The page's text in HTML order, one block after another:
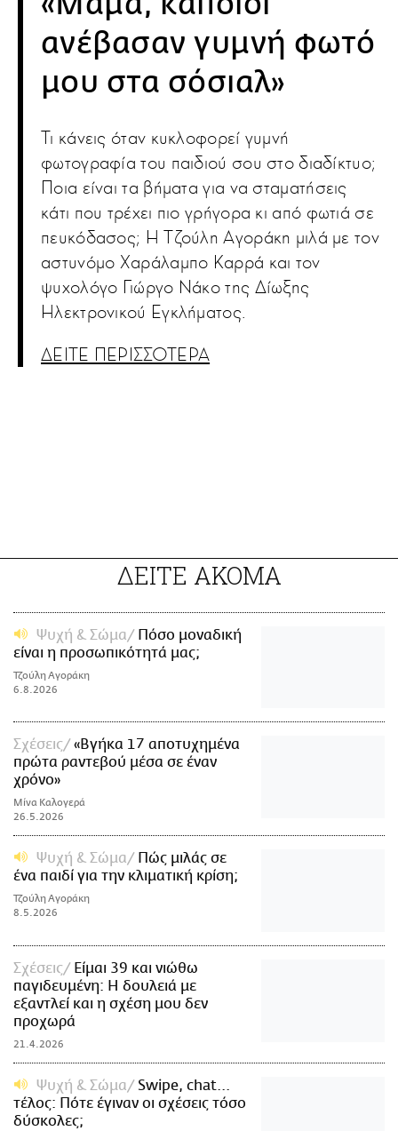
ανέβασαν γυμνή φωτό
μου στα σόσιαλ»
Τι κάνεις όταν κυκλοφορεί γυμνή
φωτογραφία του παιδιού σου στο διαδίκτυο;
Ποια είναι τα βήματα για να σταματήσεις
κάτι που τρέχει πιο γρήγορα κι από φωτιά σε
πευκόδασος; Η Τζούλη Αγοράκη μιλά με τον
αστυνόμο Χαράλαμπο Καρρά και τον
ψυχολόγο Γιώργο Νάκο της Δίωξης
Ηλεκτρονικού Εγκλήματος.
ΔΕΙΤΕ ΠΕΡΙΣΣΟΤΕΡΑ
ΔΕΙΤΕ ΑΚΟΜΑ
Ψυχή & Σώμα
Πόσο μοναδική
είναι η προσωπικότητά μας;
Τζούλη Αγοράκη
6.8.2026
Σχέσεις
«Βγήκα 17 αποτυχημένα
πρώτα ραντεβού μέσα σε έναν
χρόνο»
Μίνα Καλογερά
26.5.2026
Ψυχή & Σώμα
Πώς μιλάς σε
ένα παιδί για την κλιματική κρίση;
Τζούλη Αγοράκη
8.5.2026
Σχέσεις
Είμαι 39 και νιώθω
παγιδευμένη: Η δουλειά με
εξαντλεί και η σχέση μου δεν
προχωρά
21.4.2026
Ψυχή & Σώμα
Swipe, chat...
τέλος: Πότε έγιναν οι σχέσεις τόσο
δύσκολες;